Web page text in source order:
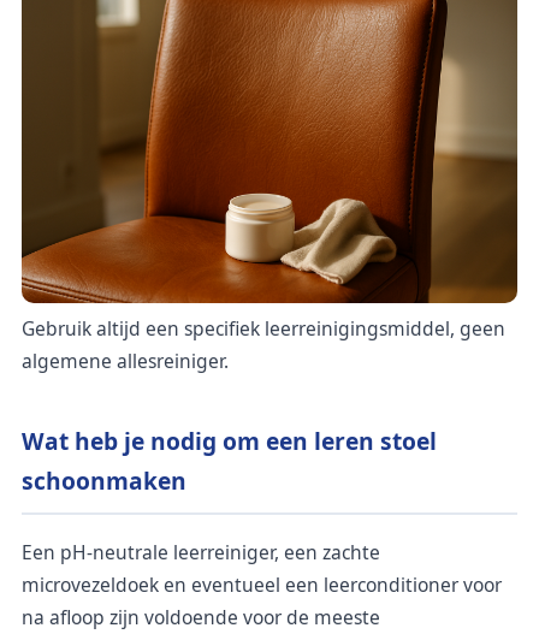
Gebruik altijd een specifiek leerreinigingsmiddel, geen
algemene allesreiniger.
Wat heb je nodig om een leren stoel
schoonmaken
Een pH-neutrale leerreiniger, een zachte
microvezeldoek en eventueel een leerconditioner voor
na afloop zijn voldoende voor de meeste